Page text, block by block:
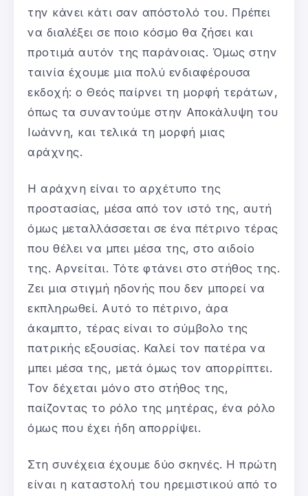
την κάνει κάτι σαν απόστολό του. Πρέπει
να διαλέξει σε ποιο κόσμο θα ζήσει και
προτιμά αυτόν της παράνοιας. Όμως στην
ταινία έχουμε μια πολύ ενδιαφέρουσα
εκδοχή: ο Θεός παίρνει τη μορφή τεράτων,
όπως τα συναντούμε στην Αποκάλυψη του
Ιωάννη, και τελικά τη μορφή μιας
αράχνης.
Η αράχνη είναι το αρχέτυπο της
προστασίας, μέσα από τον ιστό της, αυτή
όμως μεταλλάσσεται σε ένα πέτρινο τέρας
που θέλει να μπει μέσα της, στο αιδοίο
της. Αρνείται. Τότε φτάνει στο στήθος της.
Ζει μια στιγμή ηδονής που δεν μπορεί να
εκπληρωθεί. Αυτό το πέτρινο, άρα
άκαμπτο, τέρας είναι το σύμβολο της
πατρικής εξουσίας. Καλεί τον πατέρα να
μπει μέσα της, μετά όμως τον απορρίπτει.
Τον δέχεται μόνο στο στήθος της,
παίζοντας το ρόλο της μητέρας, ένα ρόλο
όμως που έχει ήδη απορρίψει.
Στη συνέχεια έχουμε δύο σκηνές. Η πρώτη
είναι η καταστολή του ηρεμιστικού από το